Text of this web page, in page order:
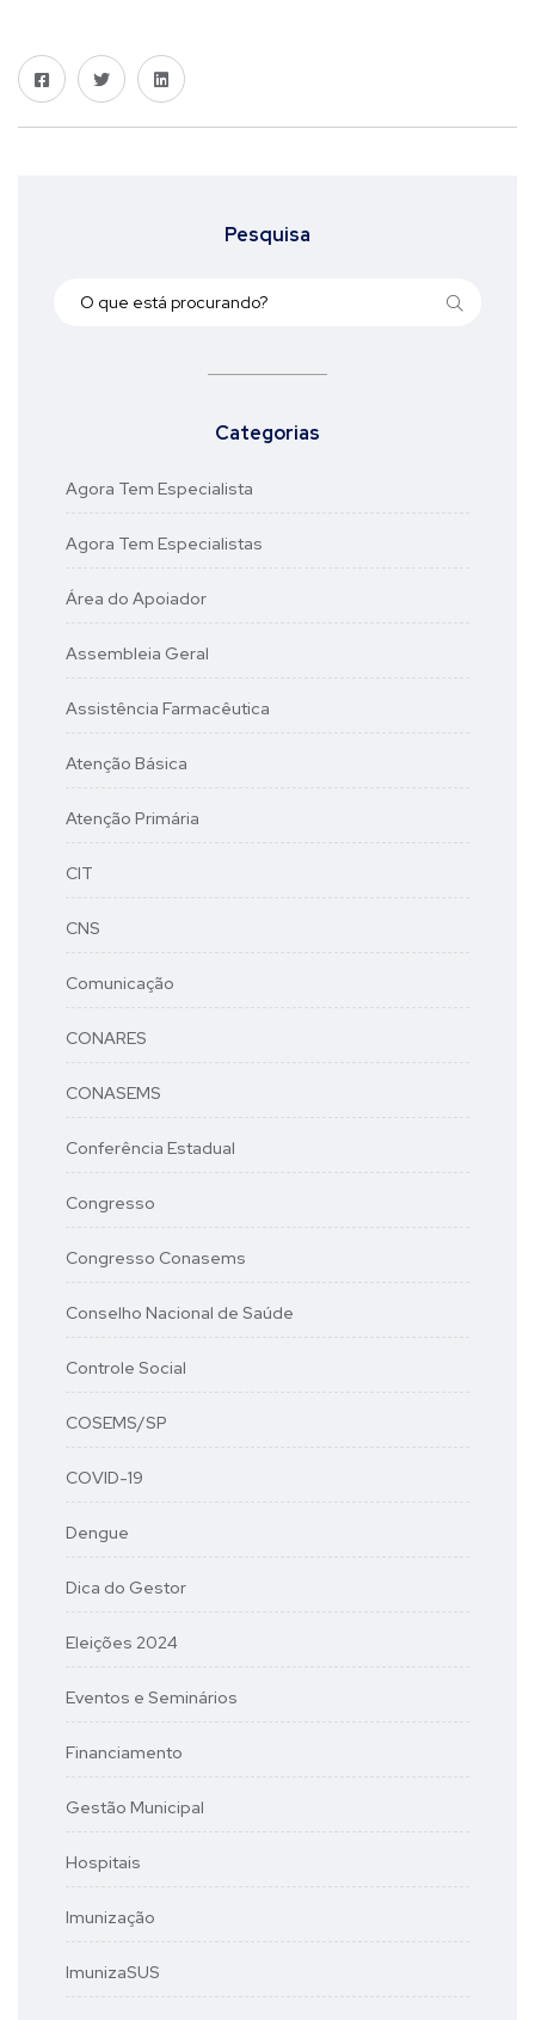
Pesquisa
Categorias
Agora Tem Especialista
Agora Tem Especialistas
Área do Apoiador
Assembleia Geral
Assistência Farmacêutica
Atenção Básica
Atenção Primária
CIT
CNS
Comunicação
CONARES
CONASEMS
Conferência Estadual
Congresso
Congresso Conasems
Conselho Nacional de Saúde
Controle Social
COSEMS/SP
COVID-19
Dengue
Dica do Gestor
Eleições 2024
Eventos e Seminários
Financiamento
Gestão Municipal
Hospitais
Imunização
ImunizaSUS